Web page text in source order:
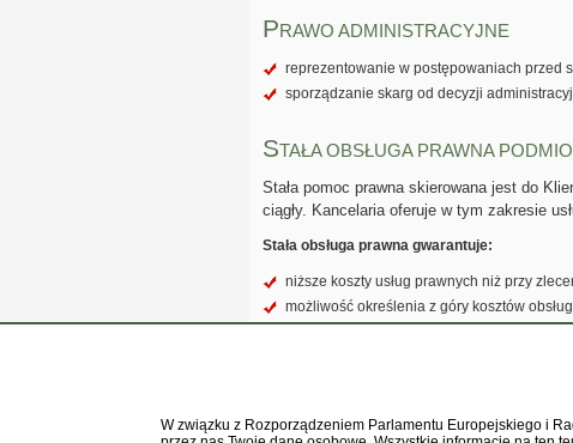
PRAWO ADMINISTRACYJNE
reprezentowanie w postępowaniach przed
sporządzanie skarg od decyzji
STAŁA OBSŁUGA PRAWNA
Stała pomoc prawna skierowana jest do
ciągły. Kancelaria oferuje w tym zakresie
Stała obsługa prawna gwarantuje:
niższe koszty usług prawnych niż przy
możliwość określenia z góry kosztów
możliwość ustalenia dyżurów w siedzibie
Obsługa osób fizycznych w sprawach
W związku z Rozporządzeniem Parlamentu Europejskiego i